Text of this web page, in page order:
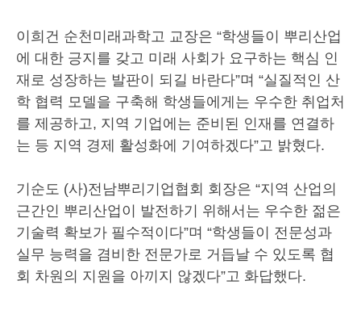
이희건 순천미래과학고 교장은 “학생들이 뿌리산업
에 대한 긍지를 갖고 미래 사회가 요구하는 핵심 인
재로 성장하는 발판이 되길 바란다”며 “실질적인 산
학 협력 모델을 구축해 학생들에게는 우수한 취업처
를 제공하고, 지역 기업에는 준비된 인재를 연결하
는 등 지역 경제 활성화에 기여하겠다”고 밝혔다.
기순도 (사)전남뿌리기업협회 회장은 “지역 산업의
근간인 뿌리산업이 발전하기 위해서는 우수한 젊은
기술력 확보가 필수적이다”며 “학생들이 전문성과
실무 능력을 겸비한 전문가로 거듭날 수 있도록 협
회 차원의 지원을 아끼지 않겠다”고 화답했다.